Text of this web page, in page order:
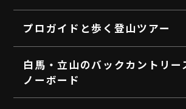
プロガイドと歩く登山ツアー
白馬・立山のバックカントリー
ノーボード